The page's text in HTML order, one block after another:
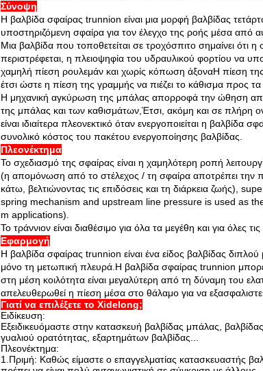
Σύνοψη
Η βαλβίδα σφαίρας trunnion είναι μια μορφή βαλβίδας
υποστηριζόμενη σφαίρα για τον έλεγχο της ροής μέσα από
Μια βαλβίδα που τοποθετείται σε τροχόσπιτο σημαίνει ότι
περιστρέφεται, η πλειοψηφία του υδραυλικού φορτίου να
χαμηλή πίεση ρουλεμάν και χωρίς κόπωση άξοναΗ πίεση
έτσι ώστε η πίεση της γραμμής να πιέζει το κάθισμα προς
Η μηχανική αγκύρωση της μπάλας απορροφά την ώθηση
της μπάλας και των καθισμάτων,Έτσι, ακόμη και σε πλήρη
είναι ιδιαίτερα πλεονεκτικό όταν ενεργοποιείται η βαλβίδα
συνολικό κόστος του πακέτου ενεργοποίησης βαλβίδας.
Πλεονέκτημα
Το σχεδιασμό της σφαίρας είναι η χαμηλότερη ροπή
(η απομόνωση από το στέλεχος / τη σφαίρα αποτρέπει την
κάτω, βελτιώνοντας τις επιδόσεις και τη διάρκεια
spring mechanism and upstream line pressure is used as
m applications).
Το τράννιον είναι διαθέσιμο για όλα τα μεγέθη και για όλες
Εφαρμογή
Η βαλβίδα σφαίρας trunnion είναι ένα είδος βαλβίδας
μόνο τη μετωπική πλευρά.Η βαλβίδα σφαίρας trunnion
στη μέση κοιλότητα είναι μεγαλύτερη από τη δύναμη του
απελευθερωθεί η πίεση μέσα στο θάλαμο για να
Γιατί να επιλέξετε το Xidelong;
Ειδίκευση:
Εξειδικευόμαστε στην κατασκευή βαλβίδας μπάλας,
γυαλιού ορατότητας, εξαρτημάτων βαλβίδας...
Πλεονέκτημα:
1.Πριμή: Καθώς είμαστε ο επαγγελματίας κατασκευαστής